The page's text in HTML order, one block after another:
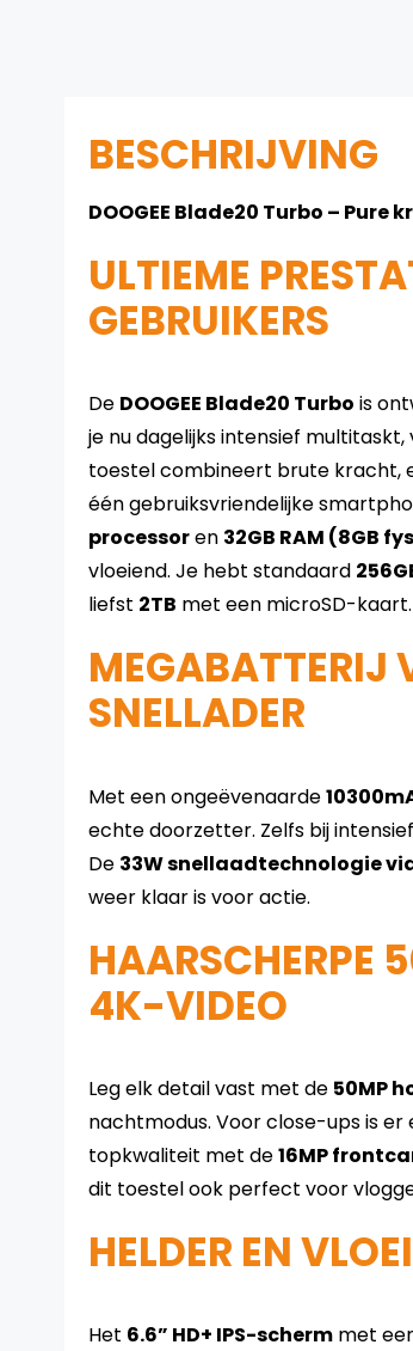
BESCHRIJVING
DOOGEE Blade20 Turbo –
ULTIEME
GEBRUIKERS
De DOOGEE Blade20 Turbo is
je nu dagelijks intensief
toestel combineert brute kracht,
één gebruiksvriendelijke
processoren 32GB RAM (8GB
vloeiend. Je hebt standaard
liefst 2TB met een microSD-kaart.
MEGABATTERIJ
SNELLADER
Met een ongeëvenaarde
echte doorzetter. Zelfs bij
De 33W snellaadtechnologie
weer klaar is voor actie.
HAARSCHERPE
4K-VIDEO
Leg elk detail vast met de 50MP
nachtmodus. Voor close-ups is er
topkwaliteit met de16MP
dit toestel ook perfect voor
HELDER EN
Het 6.6” HD+ IPS-schermmet